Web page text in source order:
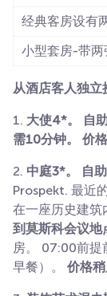
经典客房设有
小型套房-带
从酒店客人独立
1. 大使4*。 自
需10分钟。 价格
2. 中庭3*。 自
Prospekt. 最近
在一座历史建筑
到莫斯科会议地
房。 07:00前提
早餐）。 价格稍